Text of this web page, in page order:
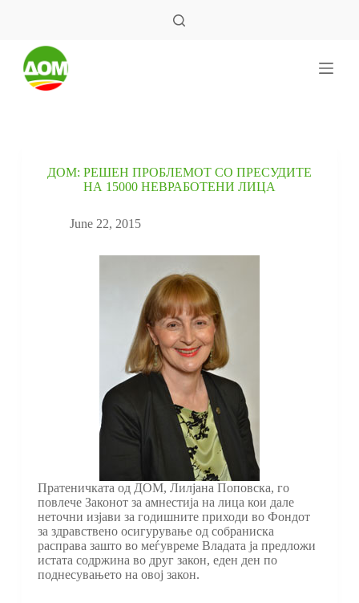
ДОМ: РЕШЕН ПРОБЛЕМОТ СО ПРЕСУДИТЕ
НА 15000 НЕВРАБОТЕНИ ЛИЦА
June 22, 2015
Пратеничката од ДОМ, Лилјана Поповска, го
повлече Законот за амнестија на лица кои дале
неточни изјави за годишните приходи во Фондот
за здравствено осигурување од собраниска
расправа зашто во меѓувреме Владата ја предложи
истата содржина во друг закон, еден ден по
поднесувањето на овој закон.